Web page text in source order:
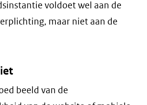
voldoet wel aan de
maar niet aan de
beeld van de